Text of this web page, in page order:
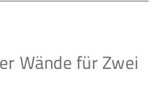
Wände für Zwei